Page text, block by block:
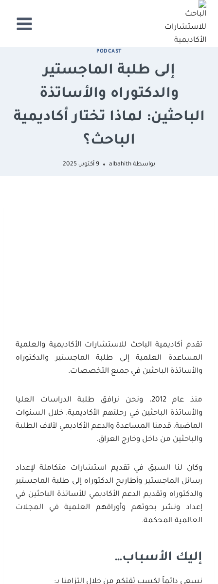
التجاوز
PODCAST
إلى طلبة الماجستير
والدكتوراه والأساتذة
الباحثين: لماذا تختار أكاديمية
الباحث؟
بواسطة albahith 9 أكتوبر، 2025
تقدم أكاديمية الباحث للاستشارات الأكاديمية والعلمية
المساعدة العلمية إلى طلبة الماجستير والدكتوراه
والأساتذة الباحثين في جميع التخصصات.
منذ عام 2012، ونحن نرافق طلبة الدراسات العليا
والأساتذة الباحثين في رحلتهم الأكاديمية. خلال السنوات
الماضية، قدمنا المساعدة والدعم الأكاديمي لآلاف الطلبة
والباحثين من داخل وخارج العراق.
وكان لنا السبق في تقديم استشارات متكاملة لإعداد
رسائل الماجستير وأطاريح الدكتوراه إلى طلبة الماجستير
والدكتوراه وتقديم الدعم الأكاديمي للأساتذة الباحثين في
إعداد ونشر بحوثهم وأوراقهم العلمية في المجلات
العالمية المحكمة.
إليك الأسباب…
نسعى دائماً لكسب ثقتكم من خلال التزامنا بـ: